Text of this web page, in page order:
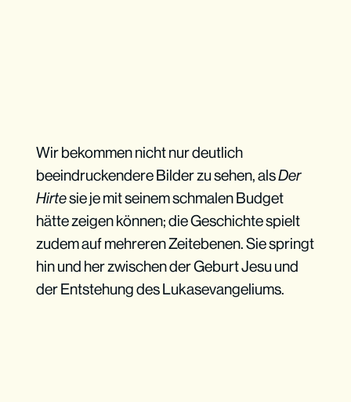
Wir bekommen nicht nur deutlich
beeindruckendere Bilder zu sehen, alsDer
Hirtesie je mit seinem schmalen Budget
hätte zeigen können; die Geschichte spielt
zudem auf mehreren Zeitebenen. Sie springt
hin und her zwischen der Geburt Jesu und
der Entstehung des Lukasevangeliums.